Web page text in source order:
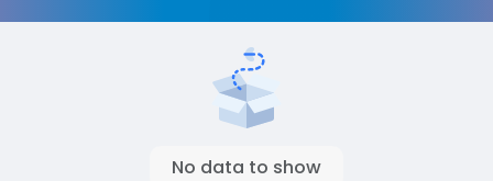
No data to show